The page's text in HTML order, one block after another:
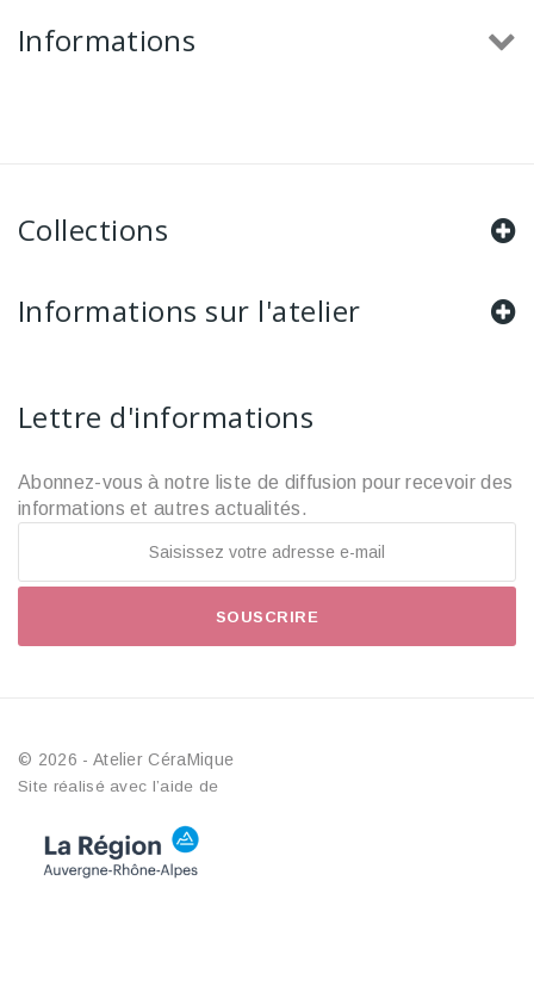
Informations
Collections
Informations sur l'atelier
Lettre d'informations
Abonnez-vous à notre liste de diffusion pour recevoir des
informations et autres actualités.
SOUSCRIRE
© 2026 - Atelier CéraMique
Site réalisé avec l’aide de